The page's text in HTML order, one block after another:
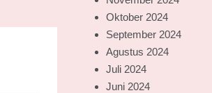
Oktober 2024
September 2024
Agustus 2024
Juli 2024
Juni 2024